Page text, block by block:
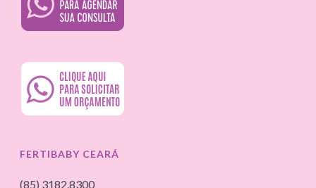
FERTIBABY CEARÁ
(85) 3182.8300